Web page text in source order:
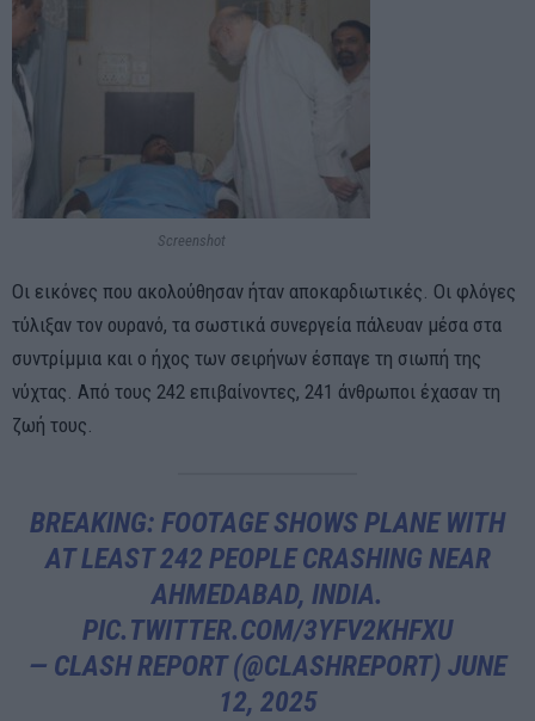
Screenshot
Οι εικόνες που ακολούθησαν ήταν αποκαρδιωτικές. Οι φλόγες
τύλιξαν τον ουρανό, τα σωστικά συνεργεία πάλευαν μέσα στα
συντρίμμια και ο ήχος των σειρήνων έσπαγε τη σιωπή της
νύχτας. Από τους 242 επιβαίνοντες, 241 άνθρωποι έχασαν τη
ζωή τους.
BREAKING: FOOTAGE SHOWS PLANE WITH
AT LEAST 242 PEOPLE CRASHING NEAR
AHMEDABAD, INDIA.
PIC.TWITTER.COM/3YFV2KHFXU
— CLASH REPORT (@CLASHREPORT) JUNE
12, 2025